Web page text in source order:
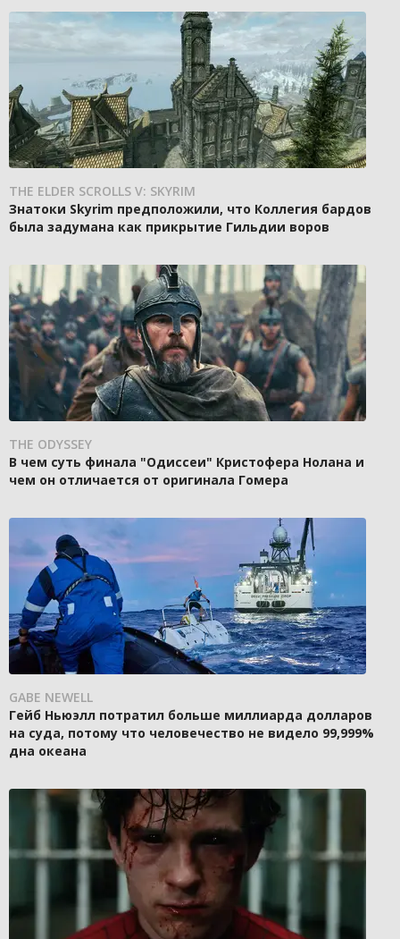
THE ELDER SCROLLS V: SKYRIM
Знатоки Skyrim предположили, что Коллегия бардов
была задумана как прикрытие Гильдии воров
THE ODYSSEY
В чем суть финала "Одиссеи" Кристофера Нолана и
чем он отличается от оригинала Гомера
GABE NEWELL
Гейб Ньюэлл потратил больше миллиарда долларов
на суда, потому что человечество не видело 99,999%
дна океана